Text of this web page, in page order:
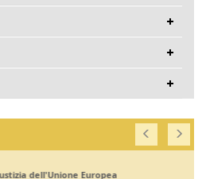
dell'Unione Europea